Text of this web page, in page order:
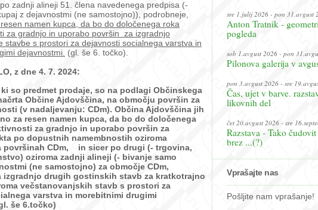
zadnji alineji 51. člena navedenega predpisa (-
z dejavnostmi (ne samostojno)), podrobneje,
namen kupca, da bo do določenega roka
za gradnjo in uporabo površin za izgradnjo
stavbe s prostori za dejavnosti socialnega varstva in
dejavnostmi. (gl. še 6. točko).
z dne 4. 7. 2024:
so predmet prodaje, so na podlagi Občinskega
Občine Ajdovščina, na območju površin za
(v nadaljevanju: CDm). Občina Ajdovščina jih
za resen namen kupca, da bo do določenega
za gradnjo in uporabo površin za
po dopustnih namembnostih oziroma
površinah CDm, in sicer po drugi (- trgovina,
oziroma zadnji alineji (- bivanje samo
(ne samostojno) za območje CDm,
izgradnjo drugih gostinskih stavb za kratkotrajno
večstanovanjskih stavb s prostori za
varstva in morebitnimi drugimi
še 6.točko)
sre 1.julij 2026 - pon 31.avgust
Anton Tratnik -
pogleda
sob 1.avgust 2026 - pon
Pilonova galerija v
pon 3.avgust 2026 - sre
Čas, ujet v barve.
likovnih del
čet 20.avgust 2026 - sre
Razstava - Tako
brez ...(?)
Vprašajte nas
Pošljite nam vprašanje!